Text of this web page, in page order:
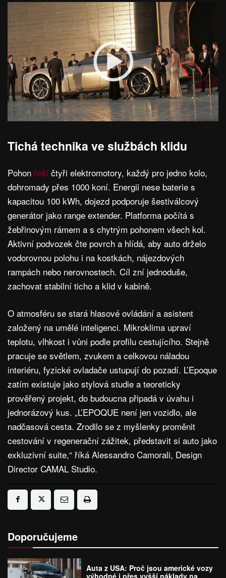
Tichá technika ve službách klidu
Pohon řeší čtyři elektromotory, každý pro jedno kolo,
dohromady přes 1000 koní. Energii nese baterie s
kapacitou 100 kWh, dojezd podporuje šestiválcový
generátor jako range extender. Platforma počítá s
žebřinovým rámem a s chytrým pohonem všech kol.
Aktivní podvozek čte povrch a hlídá, aby auto drželo
vodorovnou polohu i na kostkách, nájezdových
rampách nebo nerovnostech. Cíl zní jednoduše,
zachovat stabilní ticho a klid v kabině.
O atmosféru se stará hlasové ovládání a asistent
založený na umělé inteligenci. Mikroklima upraví
teplotu, vlhkost i vůni podle profilu cestujícího. Stejně
pracuje se světlem, zvukem a celkovou náladou
interiéru, fyzické ovladače ustupují do pozadí. L’Epoque
zatím existuje jako stylová studie a teoreticky
prověřený projekt, do budoucna připadá v úvahu i
jednorázový kus. „L’EPOQUE není jen vozidlo, ale
nadčasová cesta. Zrodilo se z myšlenky proměnit
cestování v regenerační zážitek, představit si auto jako
exkluzivní suite,“ říká Alessandro Camorali, Design
Director CAMAL Studio.
Doporučujeme
Auta z USA: Proč jsou americké vozy
výhodné i přes vyšší náklady na